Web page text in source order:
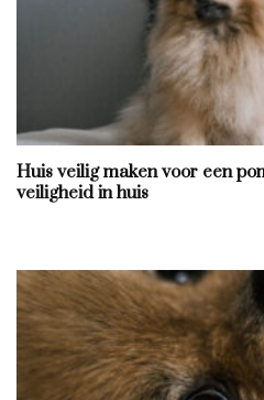
Huis veilig maken voor een
veiligheid in huis